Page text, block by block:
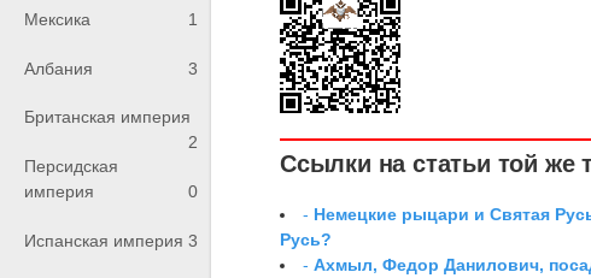
Мексика 1
Албания 3
Британская империя
2
Персидская
империя
0
Испанская империя 3
Ссылки на статьи той же
- Немецкие рыцари и Святая
Русь?
-Ахмыл, Федор Данилович,